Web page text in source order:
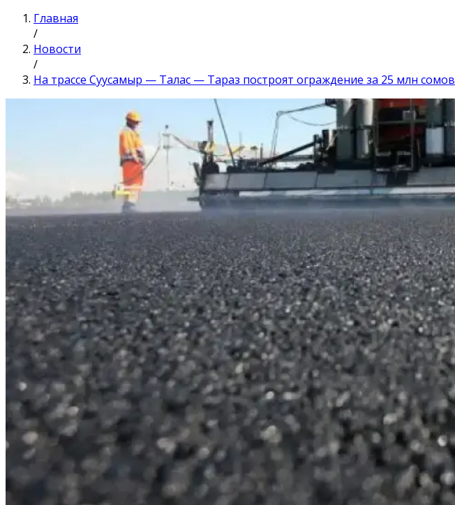
Главная
/
Новости
/
На трассе Суусамыр — Талас — Тараз построят ограждение за 25 млн сомов